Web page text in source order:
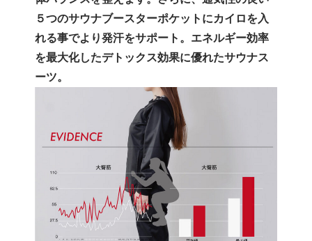
５つのサウナブースターポケットにカイロを入
れる事でより発汗をサポート。エネルギー効率
を最大化したデトックス効果に優れたサウナス
ーツ。